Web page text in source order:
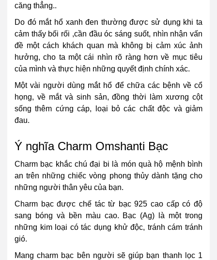
căng thẳng..
Do đó mắt hổ xanh đen thường được sử dụng khi ta
cảm thấy bối rối ,cần đầu óc sáng suốt, nhìn nhận vấn
đề một cách khách quan mà không bị cảm xúc ảnh
hưởng, cho ta một cái nhìn rõ ràng hơn về mục tiêu
của mình và thực hiện những quyết định chính xác.
Một vài người dùng mắt hổ để chữa các bệnh về cổ
họng, về mắt và sinh sản, đồng thời làm xương cột
sống thêm cứng cáp, loại bỏ các chất độc và giảm
đau.
Ý nghĩa Charm Omshanti Bạc
Charm bạc khắc chú đại bi là món quà hộ mệnh bình
an trên những chiếc vòng phong thủy dành tặng cho
những người thân yêu của bạn.
Charm bạc được chế tác từ bạc 925 cao cấp có độ
sang bóng và bền màu cao. Bạc (Ag) là một trong
những kim loại có tác dụng khử độc, tránh cám tránh
gió.
Mang charm bạc bên người sẽ giúp bạn thanh lọc 1